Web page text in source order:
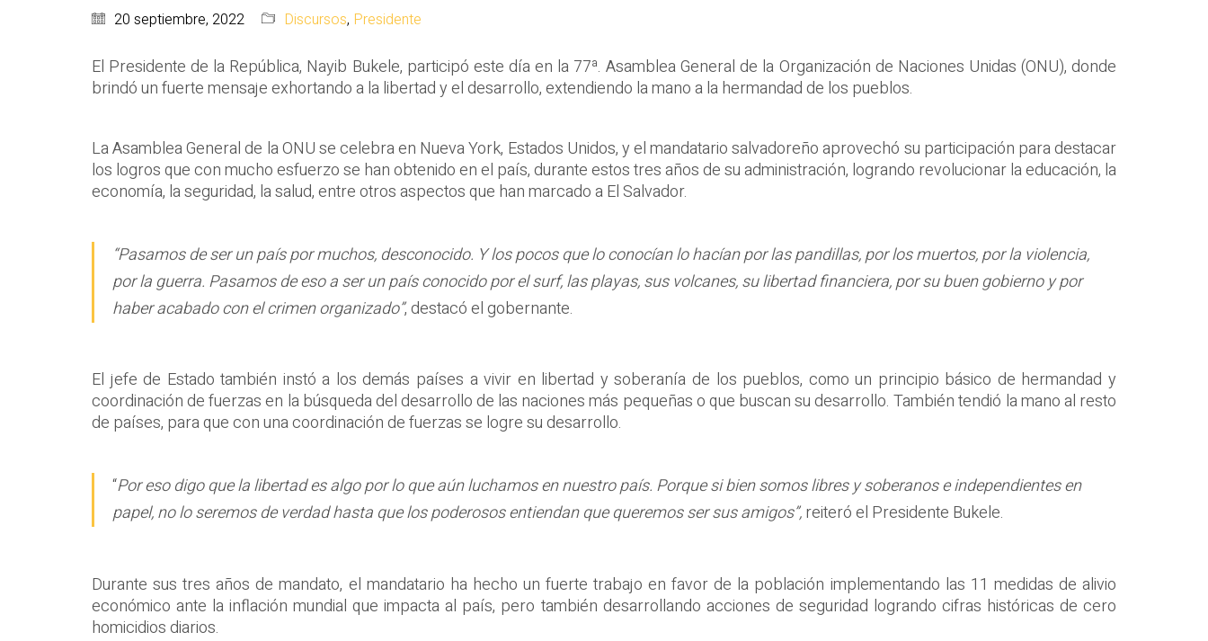
20 septiembre, 2022 Discursos, Presidente
El Presidente de la República, Nayib Bukele, participó este día en la 77ª. Asamblea General de la Organización de Naciones Unidas (ONU), donde
brindó un fuerte mensaje exhortando a la libertad y el desarrollo, extendiendo la mano a la hermandad de los pueblos.
La Asamblea General de la ONU se celebra en Nueva York, Estados Unidos, y el mandatario salvadoreño aprovechó su participación para destacar
los logros que con mucho esfuerzo se han obtenido en el país, durante estos tres años de su administración, logrando revolucionar la educación, la
economía, la seguridad, la salud, entre otros aspectos que han marcado a El Salvador.
“Pasamos de ser un país por muchos, desconocido. Y los pocos que lo conocían lo hacían por las pandillas, por los muertos, por la violencia,
por la guerra. Pasamos de eso a ser un país conocido por el surf, las playas, sus volcanes, su libertad financiera, por su buen gobierno y por
haber acabado con el crimen organizado”, destacó el gobernante.
El jefe de Estado también instó a los demás países a vivir en libertad y soberanía de los pueblos, como un principio básico de hermandad y
coordinación de fuerzas en la búsqueda del desarrollo de las naciones más pequeñas o que buscan su desarrollo. También tendió la mano al resto
de países, para que con una coordinación de fuerzas se logre su desarrollo.
“Por eso digo que la libertad es algo por lo que aún luchamos en nuestro país. Porque si bien somos libres y soberanos e independientes en
papel, no lo seremos de verdad hasta que los poderosos entiendan que queremos ser sus amigos”,reiteró el Presidente Bukele.
Durante sus tres años de mandato, el mandatario ha hecho un fuerte trabajo en favor de la población implementando las 11 medidas de alivio
económico ante la inflación mundial que impacta al país, pero también desarrollando acciones de seguridad logrando cifras históricas de cero
homicidios diarios.